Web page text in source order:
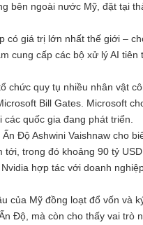
bên ngoài nước Mỹ, đặt tại
có giá trị lớn nhất thế giới –
cung cấp các bộ xử lý AI
chức quy tụ nhiều nhân vật
Bill Gates. Microsoft
quốc gia đang phát triển.
Độ Ashwini Vaishnaw cho
tới, trong đó khoảng 90 tỷ
hợp tác với doanh
của Mỹ đồng loạt đổ vốn và
Độ, mà còn cho thấy vai trò